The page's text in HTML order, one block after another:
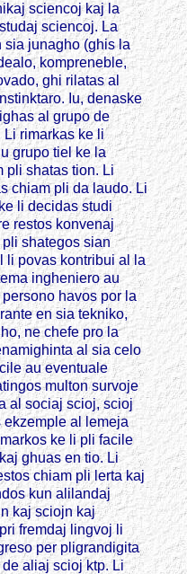
sciencoj kaj la
sciencoj. La
sia junagho (ghis la
kompreneble,
ghi rilatas al
Iu, denaske
al grupo de
rimarkas ke li
grupo tiel ke la
pli shatas tion. Li
chiam pli da laudo. Li
li decidas studi
restos konvenaj
shategos sian
li povas kontribui al la
ingheniero au
havos por la
en sia tekniko,
ne chefe pro la
al sia celo
au eventuale
multon survoje
al sociaj scioj, scioj
al lemeja
ke li pli facile
ghuas en tio. Li
chiam pli lerta kaj
kun alilandaj
kaj sciojn kaj
fremdaj lingvoj li
per pligrandigita
aliaj scioj ktp. Li